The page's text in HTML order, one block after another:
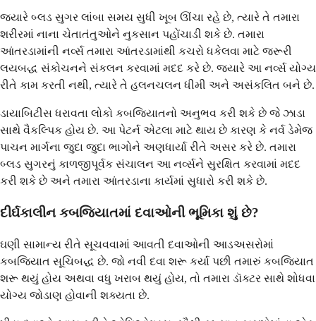
જ્યારે બ્લડ સુગર લાંબા સમય સુધી ખૂબ ઊંચા રહે છે, ત્યારે તે તમારા
શરીરમાં નાના ચેતાતંતુઓને નુકસાન પહોંચાડી શકે છે. તમારા
આંતરડામાંની નર્વ્સ તમારા આંતરડામાંથી કચરો ધકેલવા માટે જરૂરી
લયબદ્ધ સંકોચનને સંકલન કરવામાં મદદ કરે છે. જ્યારે આ નર્વ્સ યોગ્ય
રીતે કામ કરતી નથી, ત્યારે તે હલનચલન ધીમી અને અસંકલિત બને છે.
ડાયાબિટીસ ધરાવતા લોકો કબજિયાતનો અનુભવ કરી શકે છે જે ઝાડા
સાથે વૈકલ્પિક હોય છે. આ પેટર્ન એટલા માટે થાય છે કારણ કે નર્વ ડેમેજ
પાચન માર્ગના જુદા જુદા ભાગોને અણધાર્યા રીતે અસર કરે છે. તમારા
બ્લડ સુગરનું કાળજીપૂર્વક સંચાલન આ નર્વ્સને સુરક્ષિત કરવામાં મદદ
કરી શકે છે અને તમારા આંતરડાના કાર્યમાં સુધારો કરી શકે છે.
દીર્ઘકાલીન કબજિયાતમાં દવાઓની ભૂમિકા શું છે?
ઘણી સામાન્ય રીતે સૂચવવામાં આવતી દવાઓની આડઅસરોમાં
કબજિયાત સૂચિબદ્ધ છે. જો નવી દવા શરૂ કર્યા પછી તમારું કબજિયાત
શરૂ થયું હોય અથવા વધુ ખરાબ થયું હોય, તો તમારા ડૉક્ટર સાથે શોધવા
યોગ્ય જોડાણ હોવાની શક્યતા છે.